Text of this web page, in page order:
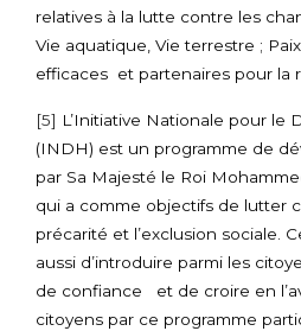
relatives à la lutte contre les
Vie aquatique, Vie terrestre ;
efficaces et partenaires pour la
[5] L’Initiative Nationale pour le
(INDH) est un programme de
par Sa Majesté le Roi
qui a comme objectifs de lutter
précarité et l’exclusion sociale.
aussi d’introduire parmi les
de confiance et de croire en
citoyens par ce programme